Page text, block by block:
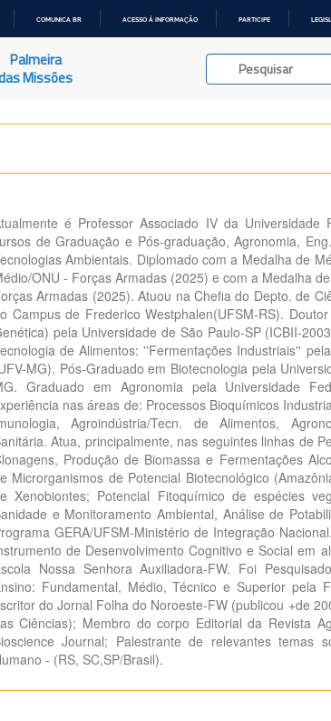
COMUNICA BR ACESSO À INFORMAÇÃO PARTICIPE
Palmeira
Missões
é Professor Associado IV da Universidade
de Graduação e Pós-graduação, Agronomia,
Ambientais. Diplomado com a Medalha de
ONU - Forças Armadas (2025) e com a Medalha
Armadas (2025). Atuou na Chefia do Depto. de
Campus de Frederico Westphalen(UFSM-RS).
pela Universidade de São Paulo-SP (ICBII-
de Alimentos: ''Fermentações Industriais''
MG). Pós-Graduado em Biotecnologia pela
Graduado em Agronomia pela Universidade
nas áreas de: Processos Bioquímicos
Agroindústria/Tecn. de Alimentos,
Atua, principalmente, nas seguintes linhas de
Produção de Biomassa e Fermentações
Microrganismos de Potencial Biotecnológico
Xenobiontes; Potencial Fitoquímico de espécies
e Monitoramento Ambiental, Análise de
GERA/UFSM-Ministério de Integração
de Desenvolvimento Cognitivo e Social em
Nossa Senhora Auxiliadora-FW. Foi
Fundamental, Médio, Técnico e Superior pela
do Jornal Folha do Noroeste-FW (publicou +de
Ciências); Membro do corpo Editorial da Revista
Journal; Palestrante de relevantes temas
- (RS, SC,SP/Brasil).